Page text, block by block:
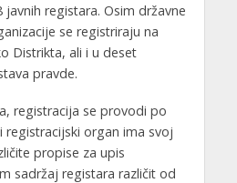
registara. Osim državne
se registriraju na
Distrikta, ali i u deset
pravde.
registracija se provodi po
registracijski organ ima svoj
propise za upis
sadržaj registara različit od